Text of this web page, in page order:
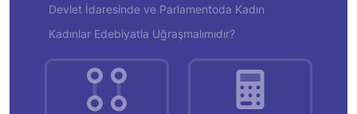
Devlet İdaresinde ve Parlamentoda Kadın
Kadınlar Edebiyatla Uğraşmalımıdır?